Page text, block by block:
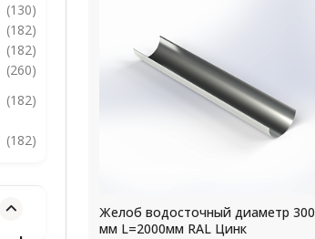
(130)
(182)
(182)
(260)
(182)
(182)
(364)
Желоб водосточный диаметр 300
мм L=2000мм RAL Цинк